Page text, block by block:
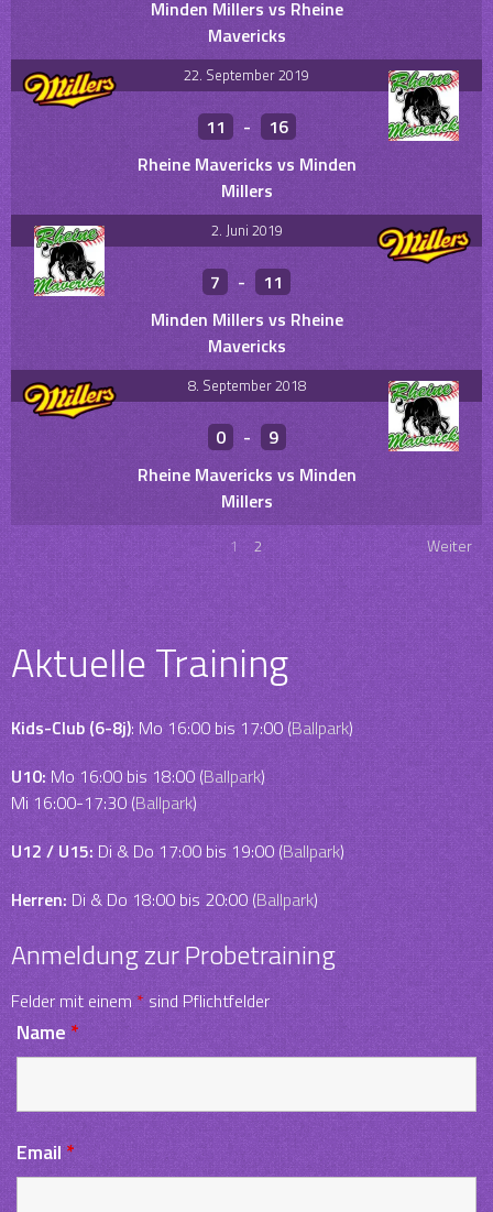
Minden Millers vs Rheine
Mavericks
22. September 2019
11 -
16
Rheine Mavericks vs Minden
Millers
2. Juni 2019
7 -
11
Minden Millers vs Rheine
Mavericks
8. September 2018
0 -
9
Rheine Mavericks vs Minden
Millers
1 2 Weiter
Aktuelle Training
Kids-Club (6-8j): Mo 16:00 bis 17:00 (Ballpark)
U10: Mo 16:00 bis 18:00 (Ballpark)
Mi 16:00-17:30 (Ballpark)
U12 / U15: Di & Do 17:00 bis 19:00 (Ballpark)
Herren:Di & Do 18:00 bis 20:00 (Ballpark)
Anmeldung zur Probetraining
Felder mit einem* sind Pflichtfelder
Name *
Email*